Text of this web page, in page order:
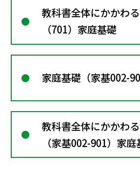
教科書全体にかかわる
（701）家庭基礎
家庭基礎（家基002-
教科書全体にかかわる
（家基002-901）家